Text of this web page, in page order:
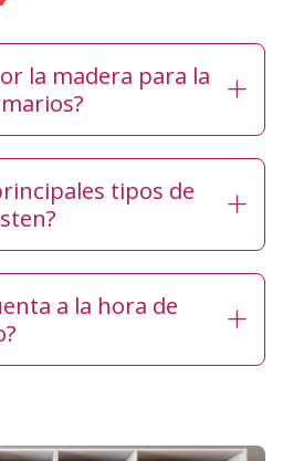
la madera para la
tipos de
a la hora de